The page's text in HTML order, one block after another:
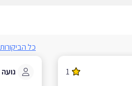
כל הביקורות
1 נועה ד.